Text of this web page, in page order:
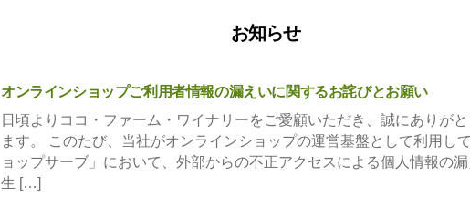
お知らせ
オンラインショップご利用者情報の漏えいに関するお詫びとお願い
日頃よりココ・ファーム・ワイナリーをご愛顧いただき、誠にありが
ます。 このたび、当社がオンラインショップの運営基盤として利用し
ョップサーブ」において、外部からの不正アクセスによる個人情報の
生 […]